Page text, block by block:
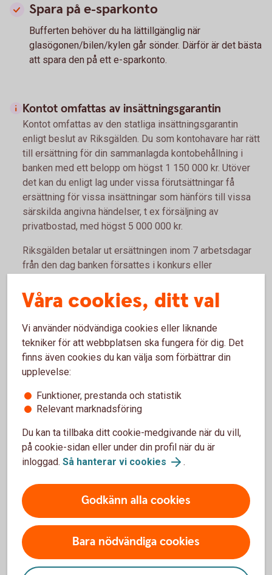
Spara på e-sparkonto
Bufferten behöver du ha lättillgänglig när
glasögonen/bilen/kylen går sönder. Därför är det bästa
att spara den på ett e-sparkonto.
Kontot omfattas av insättningsgarantin
Kontot omfattas av den statliga insättningsgarantin
enligt beslut av Riksgälden. Du som kontohavare har rätt
till ersättning för din sammanlagda kontobehållning i
banken med ett belopp om högst 1 150 000 kr. Utöver
det kan du enligt lag under vissa förutsättningar få
ersättning för vissa insättningar som hänförs till vissa
särskilda angivna händelser, t ex försäljning av
privatbostad, med högst 5 000 000 kr.
Riksgälden betalar ut ersättningen inom 7 arbetsdagar
från den dag banken försattes i konkurs eller
Insättningsgarantin
"När lönen kommer, för
direkt över10% till
sparkonto.Gör så varje
månad tills du har sparat
ihop ungefär 2 månadslöner
efter skatt."
Arturo Arques, privatekonom Swedbank och
Sparbankerna.
Våra cookies, ditt val
Vi använder nödvändiga cookies eller liknande
tekniker för att webbplatsen ska fungera för dig. Det
finns även cookies du kan välja som förbättrar din
upplevelse:
Funktioner, prestanda och statistik
Relevant marknadsföring
Du kan ta tillbaka ditt cookie-medgivande när du vill,
på cookie-sidan eller under din profil när du är
inloggad. Så hanterar vi cookies .
Godkänn alla cookies
Bara nödvändiga cookies